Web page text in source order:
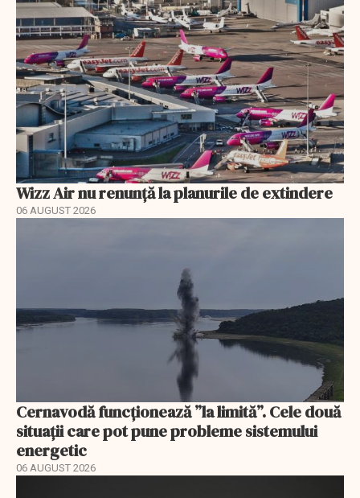
Wizz Air nu renunță la planurile de extindere
06 AUGUST 2026
Cernavodă funcționează ”la limită”. Cele două
situații care pot pune probleme sistemului
energetic
06 AUGUST 2026